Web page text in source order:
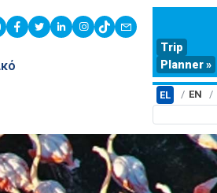
youtubefacebook
twitterlinkedininstagram
tiktokcontact
Trip
Planner »
EL EN